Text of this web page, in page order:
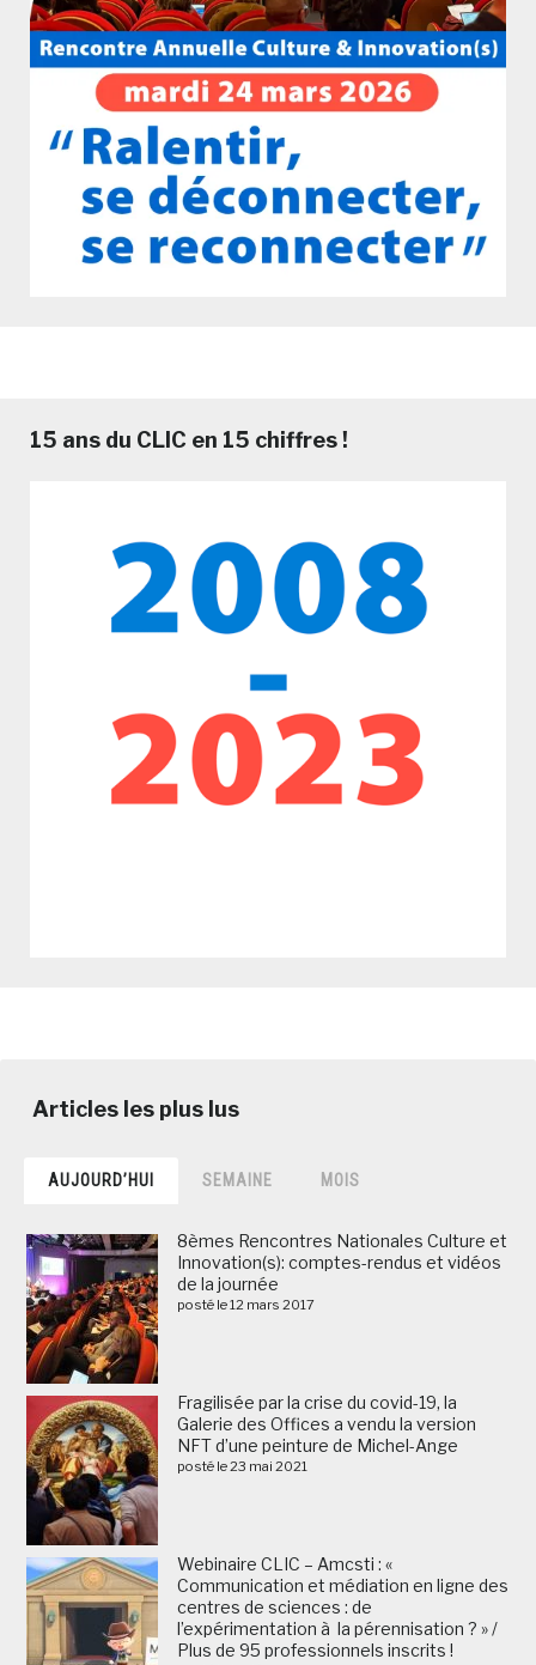
15 ans du CLIC en 15 chiffres !
AUJOURD’HUI SEMAINE MOIS
8èmes Rencontres Nationales Culture et
Innovation(s): comptes-rendus et vidéos
de la journée
posté le 12 mars 2017
Fragilisée par la crise du covid-19, la
Galerie des Offices a vendu la version
NFT d’une peinture de Michel-Ange
posté le 23 mai 2021
Webinaire CLIC – Amcsti : «
Communication et médiation en ligne des
centres de sciences : de
l’expérimentation à la pérennisation ? » /
Plus de 95 professionnels inscrits !